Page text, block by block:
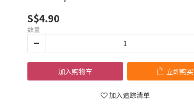
S$4.90
数量
加入购物车 立即购买
加入追踪清单